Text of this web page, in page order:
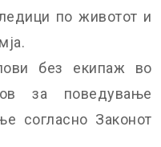
по животот и
без екипаж во
за поведување
согласно Законот